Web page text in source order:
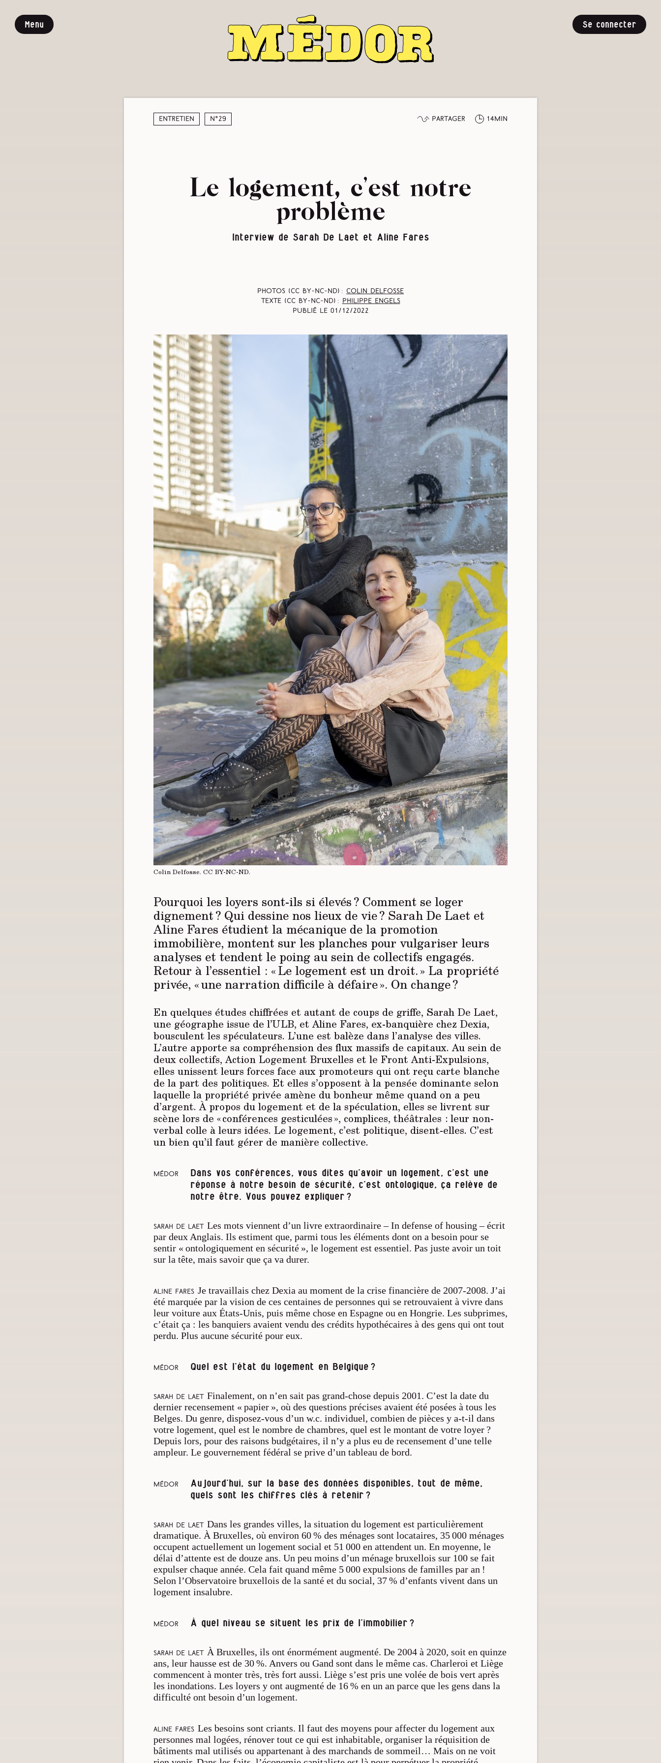
Menu Se connecter
Entretien N°29 Partager 14min
Le logement, c’est notre
problème
Interview de Sarah De Laet et Aline Fares
Photos (CC BY-NC-ND) : Colin Delfosse
Texte (CC BY-NC-ND) :
Philippe Engels
Publié le 01/12/2022
Colin Delfosse. CC BY-NC-ND.
Pourquoi les loyers sont-ils si élevés ? Comment se loger
dignement ? Qui dessine nos lieux de vie ? Sarah De Laet et
Aline Fares étudient la mécanique de la promotion
immobilière, montent sur les planches pour vulgariser leurs
analyses et tendent le poing au sein de collectifs engagés.
Retour à l’essentiel : « Le logement est un droit. » La propriété
privée, « une narration difficile à défaire ». On change ?
En quelques études chiffrées et autant de coups de griffe, Sarah De Laet,
une géographe issue de l’ULB, et Aline Fares, ex-banquière chez Dexia,
bousculent les spéculateurs. L’une est balèze dans l’analyse des villes.
L’autre apporte sa compréhension des flux massifs de capitaux. Au sein de
deux collectifs, Action Logement Bruxelles et le Front Anti-Expulsions,
elles unissent leurs forces face aux promoteurs qui ont reçu carte blanche
de la part des politiques. Et elles s’opposent à la pensée dominante selon
laquelle la propriété privée amène du bonheur même quand on a peu
d’argent. À propos du logement et de la spéculation, elles se livrent sur
scène lors de « conférences gesticulées », complices, théâtrales : leur non-
verbal colle à leurs idées. Le logement, c’est politique, disent-elles. C’est
un bien qu’il faut gérer de manière collective.
Médor
Dans vos conférences, vous dites qu’avoir un logement, c’est une
réponse à notre besoin de sécurité, c’est ontologique, ça relève de
notre être. Vous pouvez expliquer ?
Sarah De Laet Les mots viennent d’un livre extraordinaire –In defense of housing –écrit
par deux Anglais. Ils estiment que, parmi tous les éléments dont on a besoin pour se
sentir « ontologiquement en sécurité », le logement est essentiel. Pas juste avoir un toit
sur la tête, mais savoir que ça va durer.
Aline Fares Je travaillais chez Dexia au moment de la crise financière de 2007-2008. J’ai
été marquée par la vision de ces centaines de personnes qui se retrouvaient à vivre dans
leur voiture aux États-Unis, puis même chose en Espagne ou en Hongrie. Les subprimes,
c’était ça : les banquiers avaient vendu des crédits hypothécaires à des gens qui ont tout
perdu. Plus aucune sécurité pour eux.
Médor Quel est l’état du logement en Belgique ?
Sarah De Laet
Finalement, on n’en sait pas grand-chose depuis 2001. C’est la date du
dernier recensement « papier », où des questions précises avaient été posées à tous les
Belges. Du genre, disposez-vous d’un w.c. individuel, combien de pièces y a-t-il dans
votre logement, quel est le nombre de chambres, quel est le montant de votre loyer ?
Depuis lors, pour des raisons budgétaires, il n’y a plus eu de recensement d’une telle
ampleur. Le gouvernement fédéral se prive d’un tableau de bord.
Médor
Aujourd’hui, sur la base des données disponibles, tout de même,
quels sont les chiffres clés à retenir ?
Sarah De Laet
Dans les grandes villes, la situation du logement est particulièrement
dramatique. À Bruxelles, où environ 60 % des ménages sont locataires, 35 000 ménages
occupent actuellement un logement social et 51 000 en attendent un. En moyenne, le
délai d’attente est de douze ans. Un peu moins d’un ménage bruxellois sur 100 se fait
expulser chaque année. Cela fait quand même 5 000 expulsions de familles par an !
Selon l’Observatoire bruxellois de la santé et du social, 37 % d’enfants vivent dans un
logement insalubre.
Médor À quel niveau se situent les prix de l’immobilier ?
Sarah De Laet
À Bruxelles, ils ont énormément augmenté. De 2004 à 2020, soit en quinze
ans, leur hausse est de 30 %. Anvers ou Gand sont dans le même cas. Charleroi et Liège
commencent à monter très, très fort aussi. Liège s’est pris une volée de bois vert après
les inondations. Les loyers y ont augmenté de 16 % en un an parce que les gens dans la
difficulté ont besoin d’un logement.
Aline Fares Les besoins sont criants. Il faut des moyens pour affecter du logement aux
personnes mal logées, rénover tout ce qui est inhabitable, organiser la réquisition de
bâtiments mal utilisés ou appartenant à des marchands de sommeil… Mais on ne voit